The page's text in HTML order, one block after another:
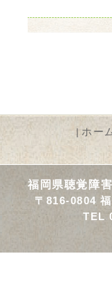
| ホー
福岡県聴覚障
〒816-0804
TEL